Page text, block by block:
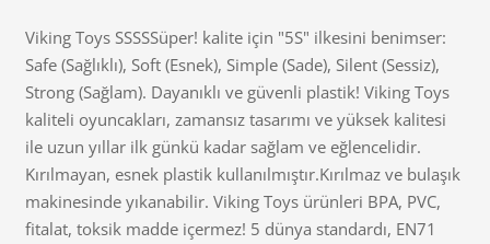
Viking Toys SSSSSüper! kalite için "5S" ilkesini benimser:
Safe (Sağlıklı), Soft (Esnek), Simple (Sade), Silent (Sessiz),
Strong (Sağlam). Dayanıklı ve güvenli plastik! Viking Toys
kaliteli oyuncakları, zamansız tasarımı ve yüksek kalitesi
ile uzun yıllar ilk günkü kadar sağlam ve eğlencelidir.
Kırılmayan, esnek plastik kullanılmıştır.Kırılmaz ve bulaşık
makinesinde yıkanabilir. Viking Toys ürünleri BPA, PVC,
fitalat, toksik madde içermez! 5 dünya standardı, EN71